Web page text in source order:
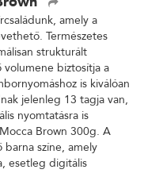
amely a
Természetes
strukturált
biztosítja a
is kiválóan
jelenleg 13 tagja van,
nyomtatásra is
Brown 300g. A
színe, amely
esetleg digitális